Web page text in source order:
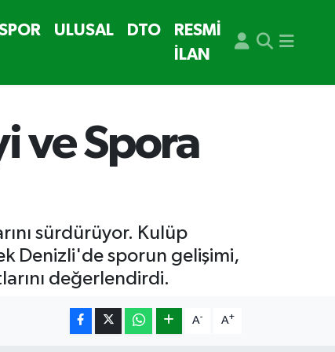
ULUSAL DTO
RESMİ
İLAN
ve Spora
sürdürüyor. Kulüp
Denizli'de sporun gelişimi,
değerlendirdi.
A- A+